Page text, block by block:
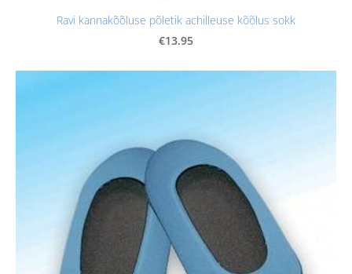
Ravi kannakõõluse põletik achilleuse kõõlus sokk
€13.95